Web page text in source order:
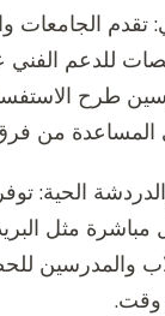
تقدم
للدعم الفني
طرح
المساعدة من
والدردشة الحية:
مباشرة مثل
والمدرسين
وقت.